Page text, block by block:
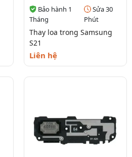
Bảo hành 1
Tháng
Sửa 30
Phút
Thay loa trong Samsung
S21
Liên hệ